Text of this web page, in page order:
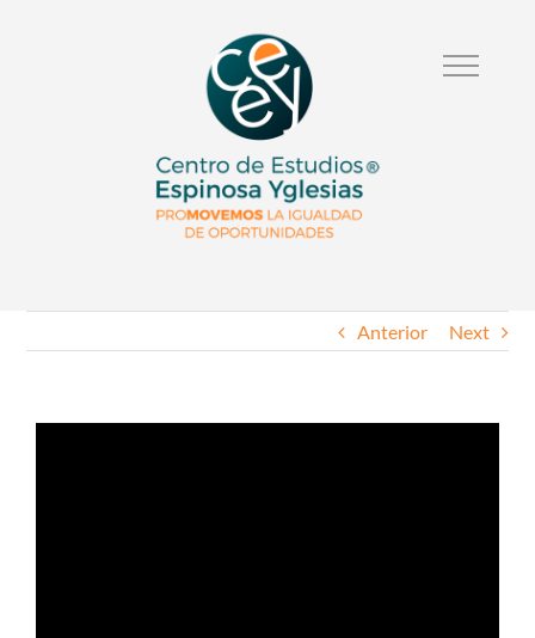
Anterior Next